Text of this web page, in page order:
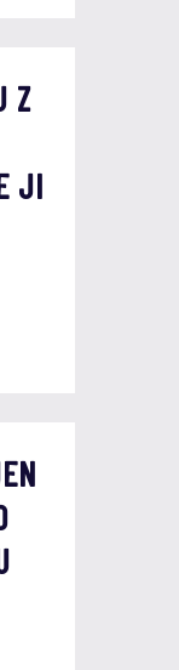
Z
JI